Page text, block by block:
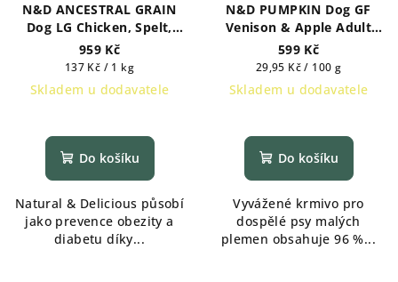
N&D ANCESTRAL GRAIN
Dog LG Chicken, Spelt,
Oats & Pomegranate
Adult Mini 7 kg
959 Kč
Měrná
cena:
137 Kč / 1 kg
Skladem u dodavatele
Do košíku
Natural & Delicious působí
jako prevence obezity a
diabetu díky...
N&D PUMPKIN Dog GF
Venison & Apple Adult
Mini 2 kg
599 Kč
Měrná
cena:
29,95 Kč / 100 g
Skladem u dodavatele
Do košíku
Vyvážené krmivo pro
dospělé psy malých
plemen obsahuje 96 %...